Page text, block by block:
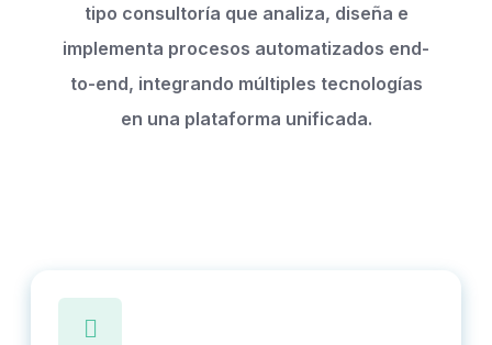
tipo consultoría que analiza, diseña e
implementa procesos automatizados end-
to-end, integrando múltiples tecnologías
en una plataforma unificada.